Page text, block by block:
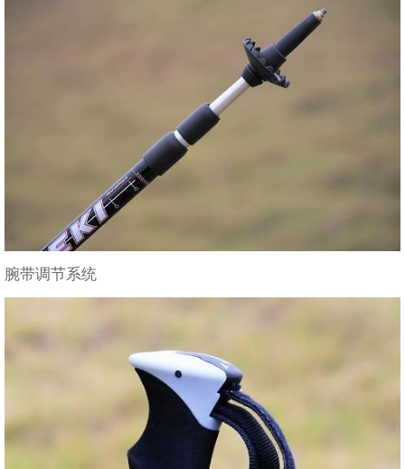
腕带调节系统